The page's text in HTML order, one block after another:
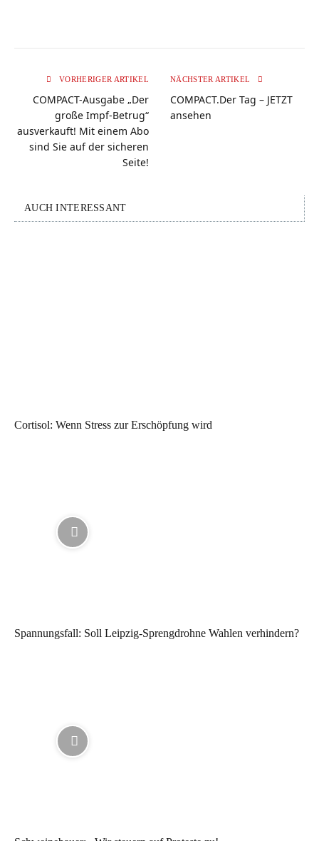
VORHERIGER ARTIKEL
COMPACT-Ausgabe „Der
große Impf-Betrug“
ausverkauft! Mit einem Abo
sind Sie auf der sicheren
Seite!
NÄCHSTER ARTIKEL
COMPACT.Der Tag – JETZT
ansehen
AUCH INTERESSANT
Cortisol: Wenn Stress zur Erschöpfung wird
Spannungsfall: Soll Leipzig-Sprengdrohne Wahlen verhindern?